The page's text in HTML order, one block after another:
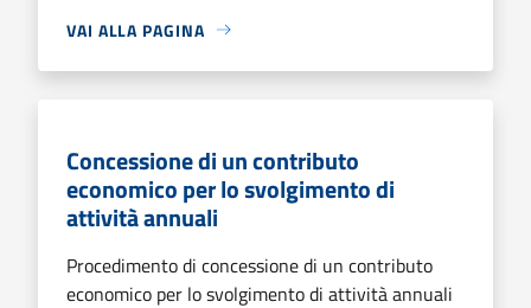
VAI ALLA PAGINA
Concessione di un contributo
economico per lo svolgimento di
attività annuali
Procedimento di concessione di un contributo
economico per lo svolgimento di attività annuali